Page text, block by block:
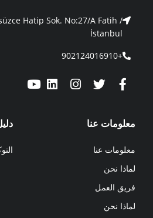
Hatip Sok. No:27/A Fatih /
İstanbul
+902124016910
معلومات عنا
معلومات عنا
لماذا نحن
فريق العمل
لماذا نحن